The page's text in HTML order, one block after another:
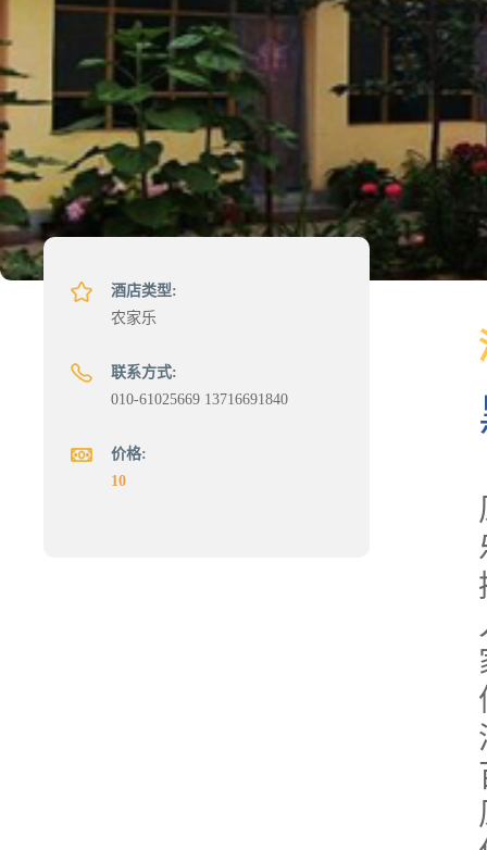
酒店类型:
农家乐
联系方式:
010-61025669 13716691840
价格:
10